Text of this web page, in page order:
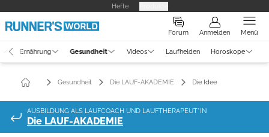
Hefte
Forum Anmelden Menü
Ernährung Gesundheit Videos Laufhelden Horoskope
Gesundheit Die LAUF-AKADEMIE Die Idee
AUSBILDUNG ALS LAUFCOACH UND LAUFTHERAPEUT*IN
Die LAUF-AKADEMIE